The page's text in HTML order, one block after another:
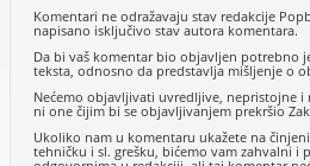
Komentari ne odražavaju stav redakcije
napisano isključivo stav autora komentara.
Da bi vaš komentar bio objavljen potrebno
teksta, odnosno da predstavlja mišljenje o
Nećemo objavljivati uvredljive, nepristojne
ni one čijim bi se objavljivanjem prekršio
Ukoliko nam u komentaru ukažete na
tehničku i sl. grešku, bićemo vam zahvalni i